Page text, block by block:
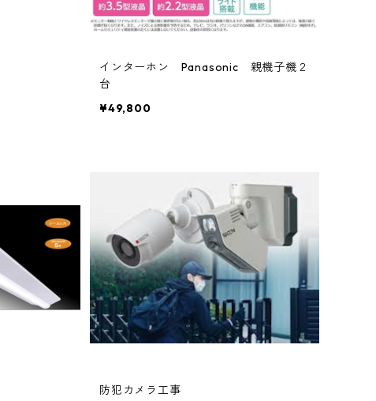
インターホン Panasonic 親機子機２
台
¥49,800
防犯カメラ工事